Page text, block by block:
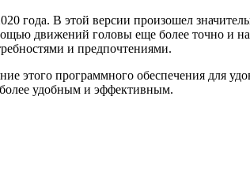
года. В этой версии произошел
движений головы еще более точно и
и предпочтениями.
этого программного обеспечения для
удобным и эффективным.